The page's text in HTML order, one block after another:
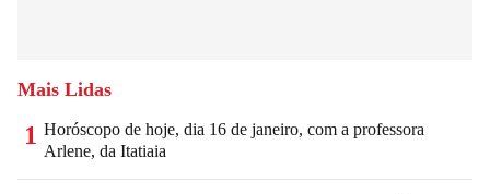
Mais Lidas
1 Horóscopo de hoje, dia 16 de janeiro, com a professora
Arlene, da Itatiaia